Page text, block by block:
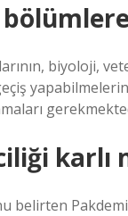
biyoloji,
karlı